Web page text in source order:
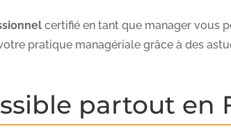
certifié en tant que manager vous
pratique managériale grâce à des
partout en